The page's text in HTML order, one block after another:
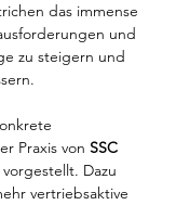
das immense
und
zu steigern und
Praxis von SSC
vorgestellt. Dazu
vertriebsaktive